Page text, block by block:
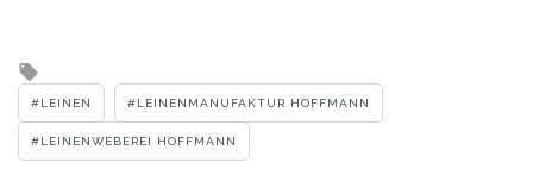
with
LEINEN LEINENMANUFAKTUR HOFFMANN
LEINENWEBEREI HOFFMANN